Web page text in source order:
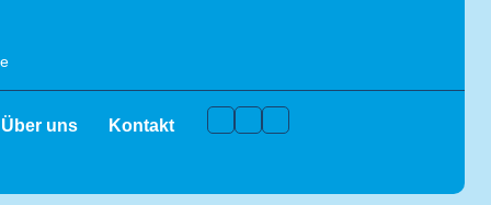
Über uns Kontakt Facebook
Instagram
Youtube